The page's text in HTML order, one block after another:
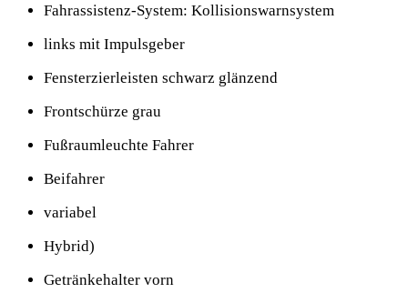
Fahrassistenz-System: Kollisionswarnsystem
links mit Impulsgeber
Fensterzierleisten schwarz glänzend
Frontschürze grau
Fußraumleuchte Fahrer
Beifahrer
variabel
Hybrid)
Getränkehalter vorn